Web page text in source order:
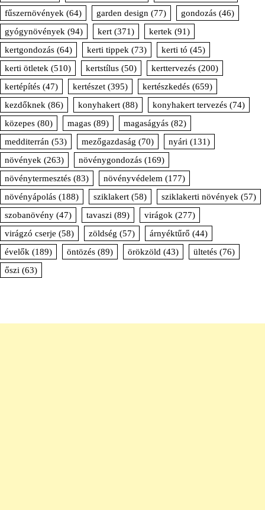
fűszernövények (64) garden design (77) gondozás (46)
gyógynövények (94) kert (371) kertek (91)
kertgondozás (64) kerti tippek (73) kerti tó (45)
kerti ötletek (510) kertstílus (50) kerttervezés (200)
kertépítés (47) kertészet (395) kertészkedés (659)
kezdőknek (86) konyhakert (88) konyhakert tervezés (74)
közepes (80) magas (89) magaságyás (82)
medditerrán (53) mezőgazdaság (70) nyári (131)
növények (263) növénygondozás (169)
növénytermesztés (83) növényvédelem (177)
növényápolás (188) sziklakert (58) sziklakerti növények (57)
szobanövény (47) tavaszi (89) virágok (277)
virágzó cserje (58) zöldség (57) árnyéktűrő (44)
évelők (189) öntözés (89) örökzöld (43) ültetés (76)
őszi (63)